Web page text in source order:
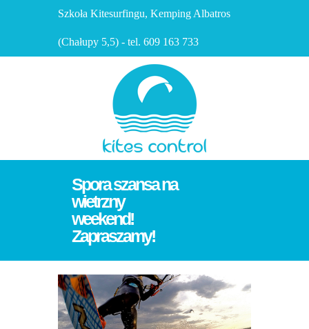
Szkoła Kitesurfingu, Kemping Albatros
(Chałupy 5,5) - tel. 609 163 733
Spora szansa na
wietrzny
weekend!
Zapraszamy!